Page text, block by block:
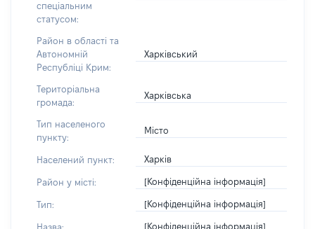
спеціальним
статусом:
Район в області та
Автономній
Республіці Крим:
Харківський
Територіальна
громада:
Харківська
Тип населеного
пункту:
Місто
Населений пункт: Харків
Район у місті: [Конфіденційна інформація]
Тип: [Конфіденційна інформація]
Назва: [Конфіденційна інформація]